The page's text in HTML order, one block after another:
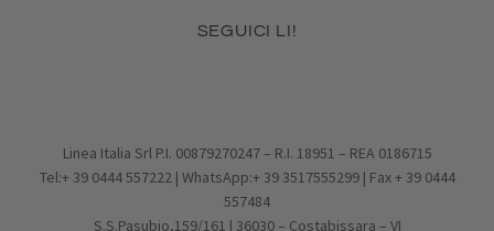
Blog
Come usare la tua Gift Card
Cookie Policy
Novità & Best Seller
SEGUICI LI!
Linea Italia Srl P.I. 00879270247 – R.I. 18951 – REA 0186715
Tel:+ 39 0444 557222 | WhatsApp:+ 39 3517555299 | Fax + 39 0444
557484
S.S.Pasubio,159/161 | 36030 – Costabissara – VI